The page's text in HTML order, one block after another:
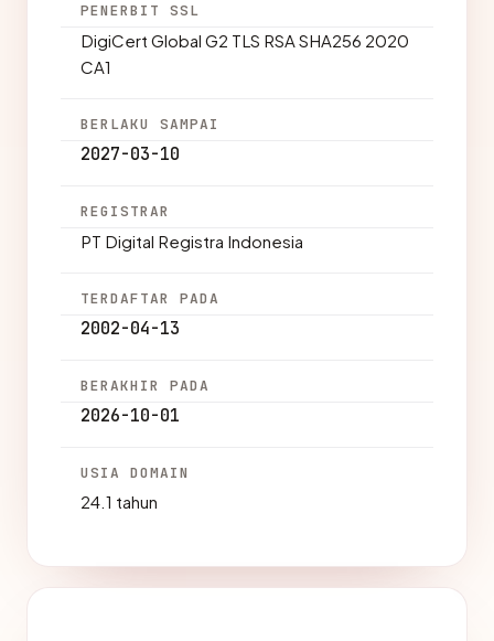
PENERBIT SSL
DigiCert Global G2 TLS RSA SHA256 2020
CA1
BERLAKU SAMPAI
2027-03-10
REGISTRAR
PT Digital Registra Indonesia
TERDAFTAR PADA
2002-04-13
BERAKHIR PADA
2026-10-01
USIA DOMAIN
24.1 tahun